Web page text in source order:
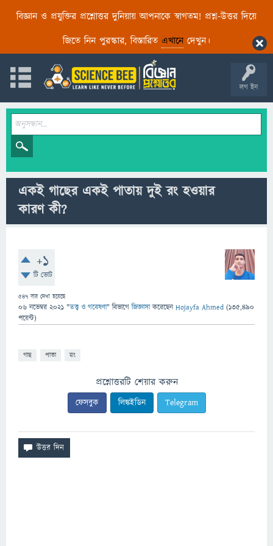
বিজ্ঞান ও প্রযুক্তির প্রশ্নোত্তর দুনিয়ায় আপনাকে স্বাগতম! প্রশ্ন-উত্তর দিয়ে
জিতে নিন পুরস্কার, বিস্তারিত এখানেদেখুন।
লগ ইন
একই গাছের একই পাতায় দুই রং হওয়ার
কারণ কী?
+1
টি ভোট
547 বার দেখা হয়েছে
06 নভেম্বর 2021 "তত্ত্ব ও গবেষণা" বিভাগে জিজ্ঞাসাকরেছেনHojayfa Ahmed (135,490
পয়েন্ট)
গাছ পাতা রং
প্রশ্নোত্তরটি শেয়ার করুন
ফেসবুক লিঙ্কইডিন Telegram